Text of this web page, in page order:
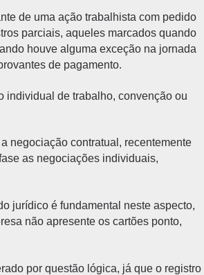
de uma ação trabalhista com pedido
parciais, aqueles marcados quando
houve alguma exceção na jornada
de pagamento.
individual de trabalho, convenção ou
negociação contratual, recentemente
as negociações individuais,
jurídico é fundamental neste aspecto,
não apresente os cartões ponto,
por questão lógica, já que o registro